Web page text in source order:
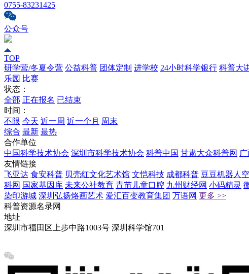
0755-83231425
公众号
TOP
研学营/冬夏令营 公益科普 团体定制 进学校 24小时科学银行 科普大
乐园 比赛
状态：
全部 正在报名 已结束
时间：
不限 今天 近一周 近一个月 周末
综合 最新 最热
合作单位
中国科学技术协会 深圳市科学技术协会 科普中国 甘肃大众科普网
友情链接
飞亚达 食安科普 贝壳红文化艺术馆 文恺科技 成都科普 豆豆机器人
科网 国家基因库 未来公社教育 青苗儿童口腔 九州财经网 小码精灵
染印游城 深圳弘扬烙画艺术 爱汇百变教育集团 万语网 更多 >>
科普资源名录网
地址
深圳市福田区上步中路1003号 深圳科学馆701